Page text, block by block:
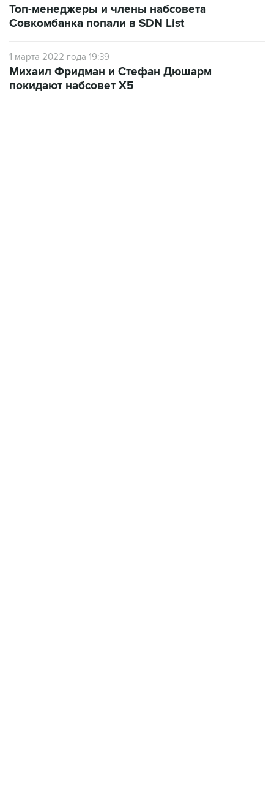
Топ-менеджеры и члены набсовета
Совкомбанка попали в SDN List
1 марта 2022 года 19:39
Михаил Фридман и Стефан Дюшарм
покидают набсовет Х5